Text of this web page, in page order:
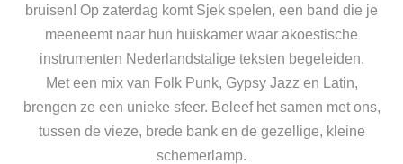
bruisen! Op zaterdag komt Sjek spelen, een band die je
meeneemt naar hun huiskamer waar akoestische
instrumenten Nederlandstalige teksten begeleiden.
Met een mix van Folk Punk, Gypsy Jazz en Latin,
brengen ze een unieke sfeer. Beleef het samen met ons,
tussen de vieze, brede bank en de gezellige, kleine
schemerlamp.